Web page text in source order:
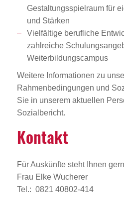
Gestaltungsspielraum für
und Stärken
Vielfältige berufliche
zahlreiche
Weiterbildungscampus
Weitere Informationen zu
Rahmenbedingungen und
Sie in unserem aktuellen
Sozialbericht.
Kontakt
Für Auskünfte steht Ihnen
Frau Elke Wucherer
Tel.: 0821 40802-414